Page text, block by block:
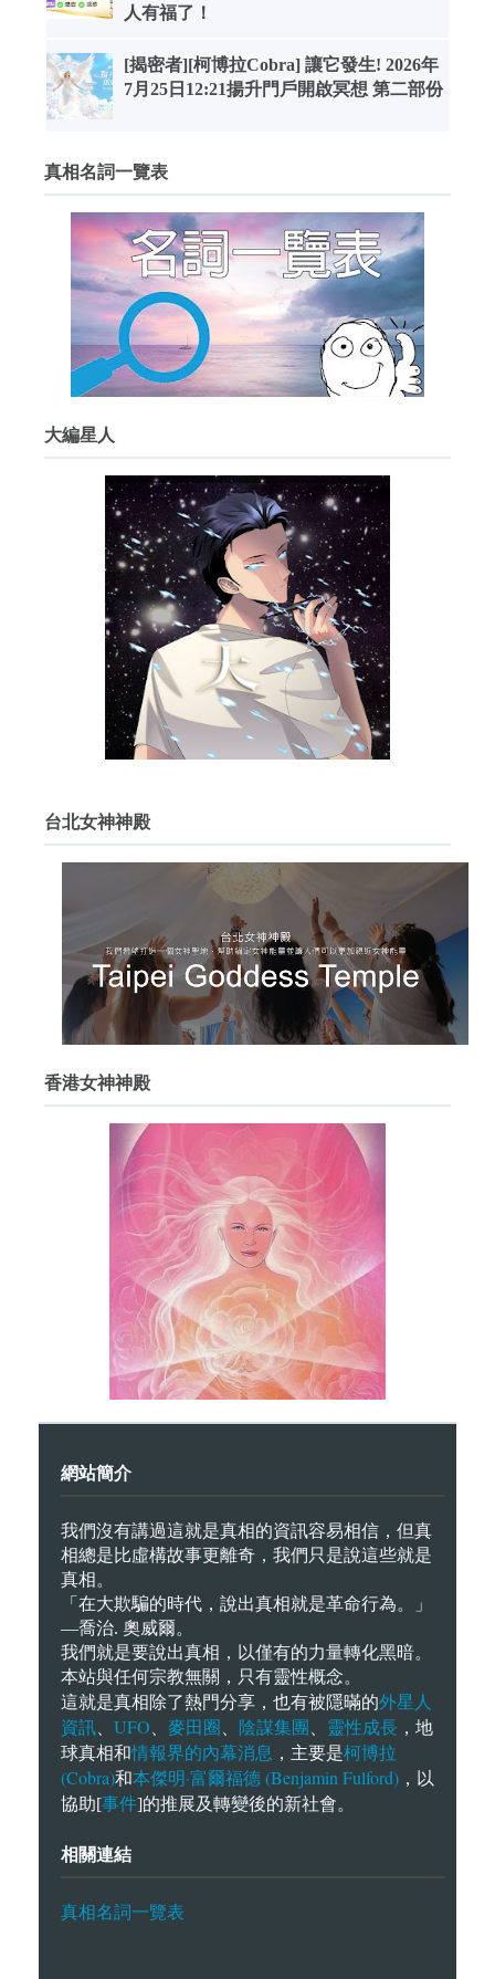
人有福了！
[揭密者][柯博拉Cobra] 讓它發生! 2026年
7月25日12:21揚升門戶開啟冥想 第二部份
真相名詞一覽表
大編星人
台北女神神殿
香港女神神殿
網站簡介
我們沒有講過這就是真相的資訊容易相信，但真
相總是比虛構故事更離奇，我們只是說這些就是
真相。
「在大欺騙的時代，說出真相就是革命行為。」
—喬治. 奧威爾。
我們就是要說出真相，以僅有的力量轉化黑暗。
本站與任何宗教無關，只有靈性概念。
這就是真相除了熱門分享，也有被隱暪的外星人
資訊
UFO 麥田圈 陰謀集團 靈性成長 ，地
球真相和情報界的內幕消息 ，主要是柯博拉
(Cobra)和本傑明·富爾福德 (Benjamin Fulford) ，以
協助[事件]的推展及轉變後的新社會。
相關連結
真相名詞一覽表